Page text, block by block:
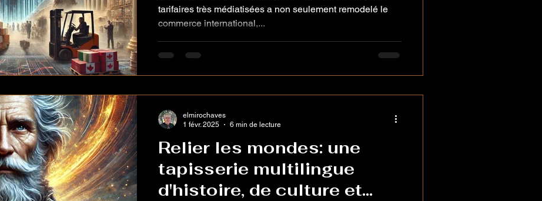
ses Conséquences
tarifaires très médiatisées a non seulement remodelé le
commerce international,...
Relier les mondes: une
tapisserie multilingue
d'histoire, de culture et
elmirochaves
1 févr. 2025
6 min de lecture